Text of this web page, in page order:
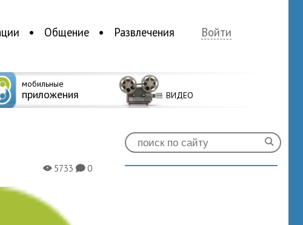
Общение Развлечения Войти
мобильные
приложения ВИДЕО
X5733K0